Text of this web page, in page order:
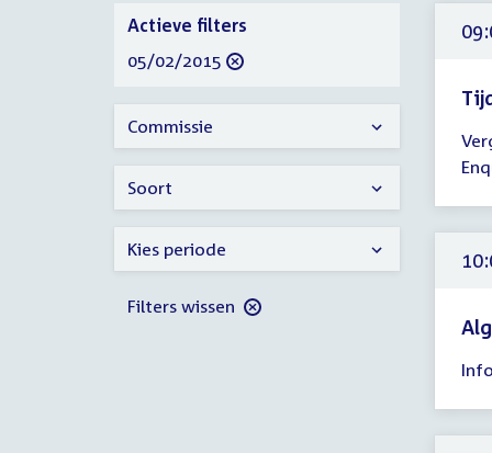
-
uur
-
Verfijn
uw
resultaten
Actieve filters
verwijder
05/02/2015
Commissie
Soort
Kies periode
Filters wissen